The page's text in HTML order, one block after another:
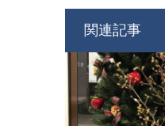
関連記事